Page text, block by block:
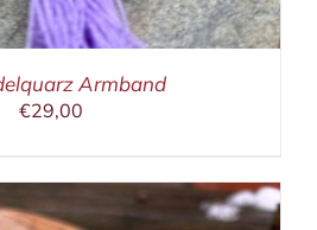
Armband
€29,00